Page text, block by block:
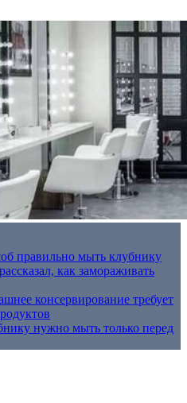
правильно мыть клубнику
как замораживать
консервирование требует
нужно мыть только перед